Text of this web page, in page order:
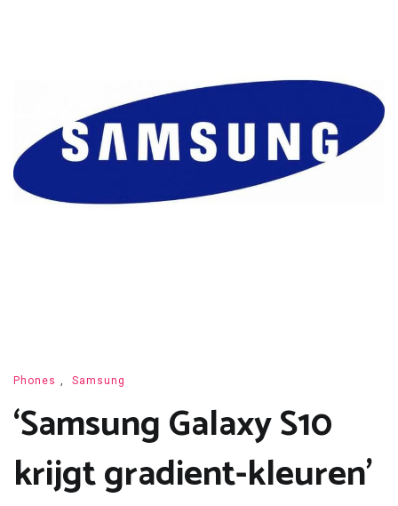
Phones , Samsung
‘Samsung Galaxy S10
krijgt gradient-kleuren’